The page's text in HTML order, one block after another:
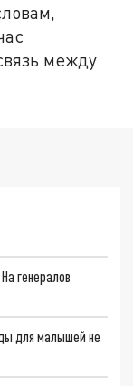
между
генералов
для малышей не